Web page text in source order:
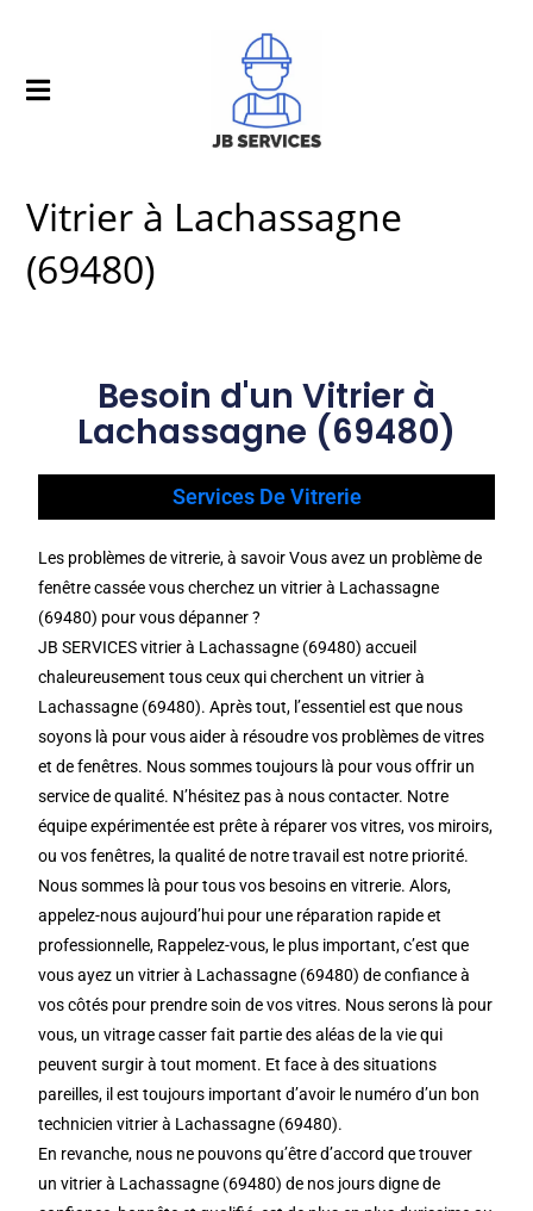
Vitrier à Lachassagne
(69480)
Besoin d'un Vitrier à
Lachassagne (69480)
Services De Vitrerie
Les problèmes de vitrerie, à savoir Vous avez un problème de
fenêtre cassée vous cherchez un vitrier à Lachassagne
(69480) pour vous dépanner ?
JB SERVICES vitrier à Lachassagne (69480) accueil
chaleureusement tous ceux qui cherchent un vitrier à
Lachassagne (69480). Après tout, l’essentiel est que nous
soyons là pour vous aider à résoudre vos problèmes de vitres
et de fenêtres. Nous sommes toujours là pour vous offrir un
service de qualité. N’hésitez pas à nous contacter. Notre
équipe expérimentée est prête à réparer vos vitres, vos miroirs,
ou vos fenêtres, la qualité de notre travail est notre priorité.
Nous sommes là pour tous vos besoins en vitrerie. Alors,
appelez-nous aujourd’hui pour une réparation rapide et
professionnelle, Rappelez-vous, le plus important, c’est que
vous ayez un vitrier à Lachassagne (69480) de confiance à
vos côtés pour prendre soin de vos vitres. Nous serons là pour
vous, un vitrage casser fait partie des aléas de la vie qui
peuvent surgir à tout moment. Et face à des situations
pareilles, il est toujours important d’avoir le numéro d’un bon
technicien vitrier à Lachassagne (69480).
En revanche, nous ne pouvons qu’être d’accord que trouver
un vitrier à Lachassagne (69480) de nos jours digne de